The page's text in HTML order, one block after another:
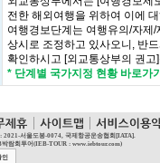
전한 해외여행을 위하여 이에
여행경보단계는 여행유의/자제
상시로 조정하고 있사오니, 반
확인하시고 [외교통상부의 권
* 단계별 국가지정 현황 바로가
서울도봉-0074, 국제항공운송협회[IATA].
람회투어(IEB-TOUR : www.iebtour.com)
인